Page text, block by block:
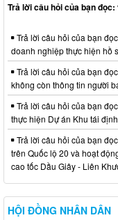
Trả lời câu hỏi của bạn
Trả lời câu hỏi của bạn
doanh nghiệp thực hiện hồ
Trả lời câu hỏi của bạn
không còn thông tin người
Trả lời câu hỏi của bạn
thực hiện Dự án Khu tái
Trả lời câu hỏi của bạn
trên Quốc lộ 20 và hoạt
cao tốc Dầu Giây - Liên
HỘI ĐỒNG NHÂN DÂN